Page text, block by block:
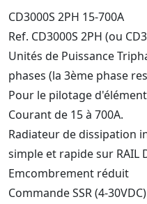
CD3000S 2PH 15-700A
Ref. CD3000S 2PH (ou
Unités de Puissance
phases (la 3ème phase
Pour le pilotage
Courant de 15 à 700A.
Radiateur de dissipation
simple et rapide sur RAIL
Emcombrement réduit
Commande SSR (4-